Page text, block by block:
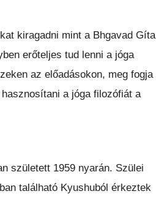
kiragadni mint a Bhgavad Gíta
erőteljes tud lenni a jóga
az előadásokon, meg fogja
a jóga filozófiát a
született 1959 nyarán. Szülei
található Kyushuból érkeztek